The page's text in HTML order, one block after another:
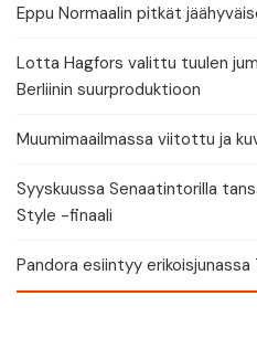
Eppu Normaalin pitkät
Lotta Hagfors valittu tuulen
Berliinin suurproduktioon
Muumimaailmassa viitottu ja
Syyskuussa Senaatintorilla
Style -finaali
Pandora esiintyy